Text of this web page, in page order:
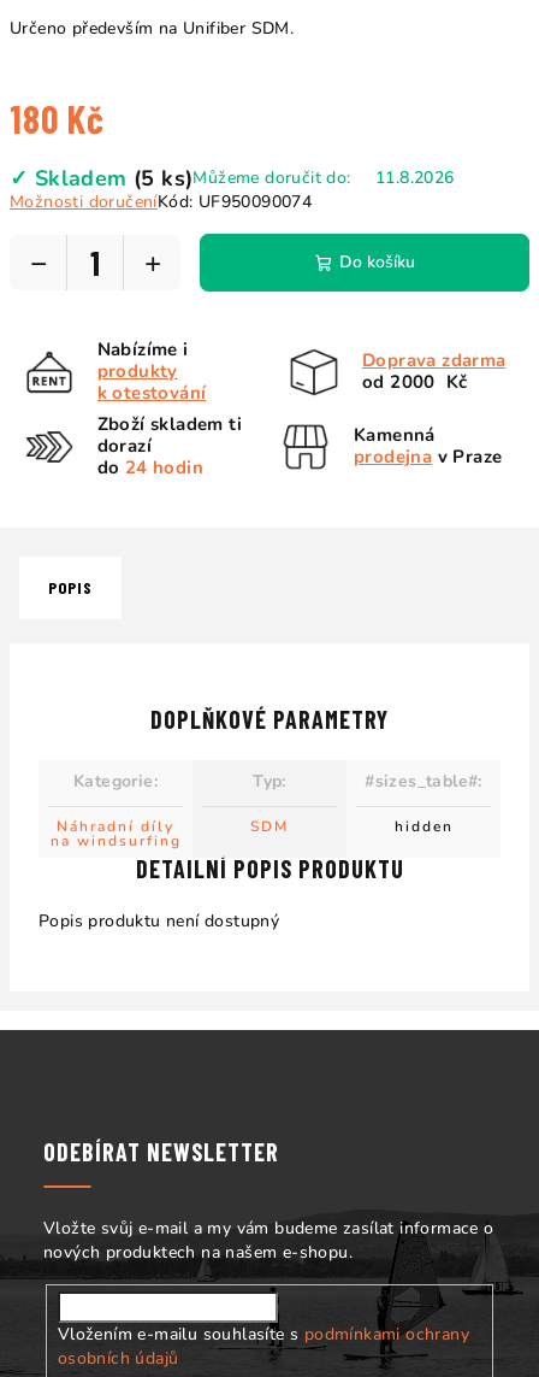
Určeno především na Unifiber SDM.
180 Kč
cena:
✓ Skladem (5 ks)Můžeme doručit do:
11.8.2026
Možnosti doručeníKód: UF950090074
+
− Do košíku
Nabízíme i
produkty
k otestování
Doprava zdarma
od 2000 Kč
Zboží skladem ti
dorazí
do 24 hodin
Kamenná
prodejna v Praze
POPIS
DETAILNÍ POPIS PRODUKTU
Popis produktu není dostupný
DOPLŇKOVÉ PARAMETRY
Kategorie:
Náhradní díly
na windsurfing
Typ:
SDM
#sizes_table#:
hidden
ODEBÍRAT NEWSLETTER
Vložte svůj e-mail a my vám budeme zasílat informace o
nových produktech na našem e-shopu.
Vložením e-mailu souhlasíte s podmínkami ochrany
osobních údajů